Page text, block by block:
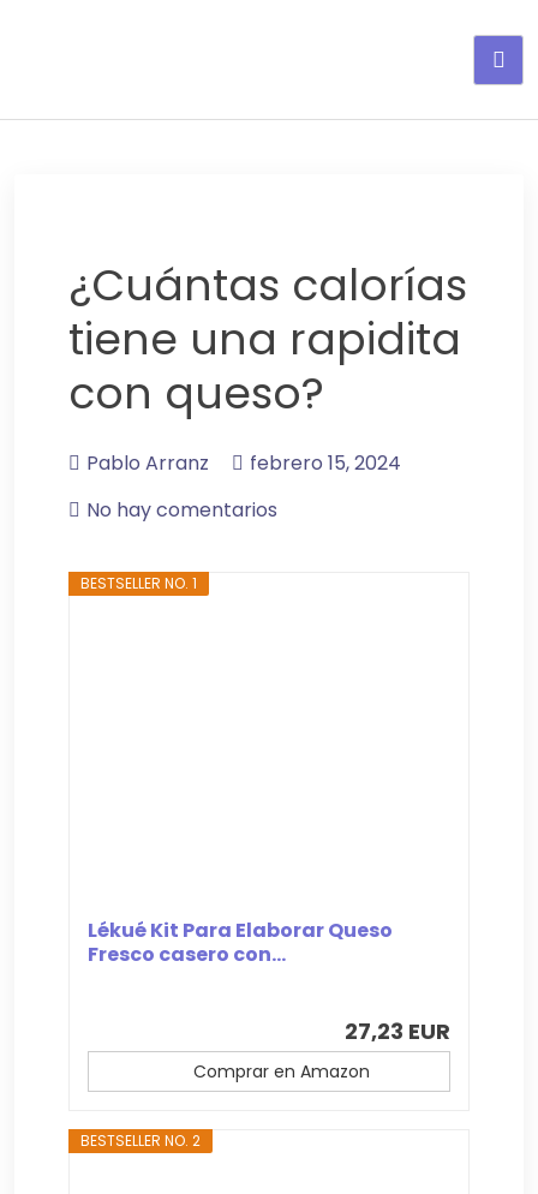
¿Cuántas calorías
tiene una rapidita
con queso?
Pablo Arranz
febrero 15, 2024
No hay comentarios
BESTSELLER NO. 1
Lékué Kit Para Elaborar Queso
Fresco casero con...
27,23 EUR
Comprar en Amazon
BESTSELLER NO. 2